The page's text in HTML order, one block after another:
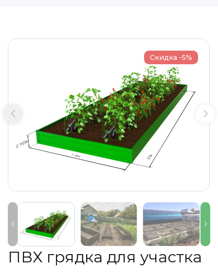
Скидка -5%
ПВХ грядка для участка